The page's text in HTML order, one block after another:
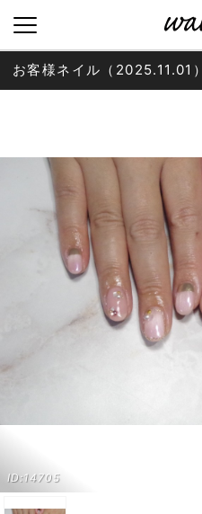
ID:14705
お客様ネイル（2025.11.01）